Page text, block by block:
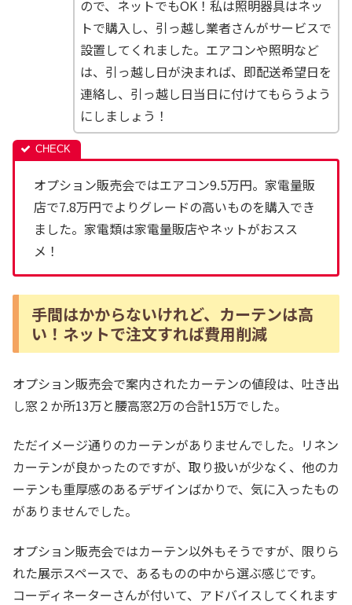
ので、ネットでもOK！私は照明器具はネッ
トで購入し、引っ越し業者さんがサービスで
設置してくれました。エアコンや照明など
は、引っ越し日が決まれば、即配送希望日を
連絡し、引っ越し日当日に付けてもらうよう
にしましょう！
オプション販売会ではエアコン9.5万円。家電量販
店で7.8万円でよりグレードの高いものを購入でき
ました。家電類は家電量販店やネットがおスス
メ！
手間はかからないけれど、カーテンは高
い！ネットで注文すれば費用削減
オプション販売会で案内されたカーテンの値段は、吐き出
し窓２か所13万と腰高窓2万の合計15万でした。
ただイメージ通りのカーテンがありませんでした。リネン
カーテンが良かったのですが、取り扱いが少なく、他のカ
ーテンも重厚感のあるデザインばかりで、気に入ったもの
がありませんでした。
オプション販売会ではカーテン以外もそうですが、限りら
れた展示スペースで、あるものの中から選ぶ感じです。
コーディネーターさんが付いて、アドバイスしてくれます